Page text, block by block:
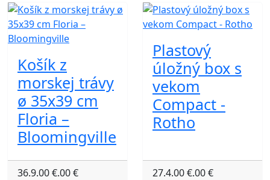
Košík z
morskej trávy
ø 35x39 cm
Floria –
Bloomingville
36.9.00 €.00 €
Plastový
úložný box s
vekom
Compact -
Rotho
27.4.00 €.00 €